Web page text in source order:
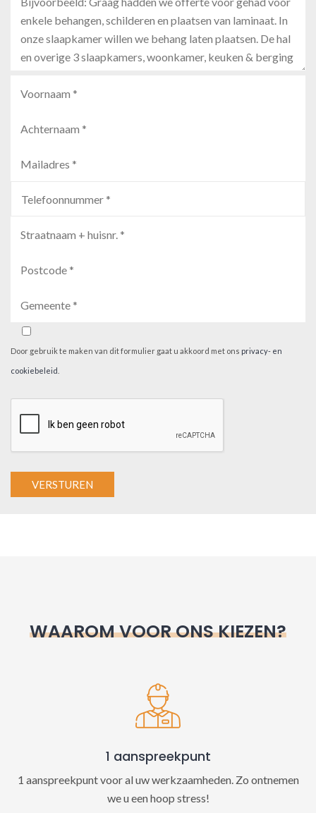
Door gebruik te maken van dit formulier gaat u akkoord met ons privacy- en
cookiebeleid
WAAROM VOOR ONS KIEZEN?
1 aanspreekpunt
1 aanspreekpunt voor al uw werkzaamheden. Zo ontnemen
we u een hoop stress!